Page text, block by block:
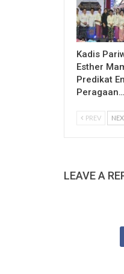
Kadis
Esther
Predikat
Peragaan…
PREV
LEAVE A